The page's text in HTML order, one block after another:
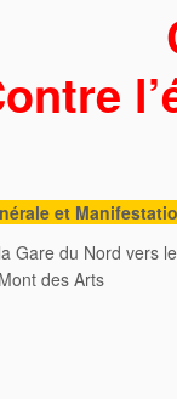
et
Gare du Nord vers
des Arts